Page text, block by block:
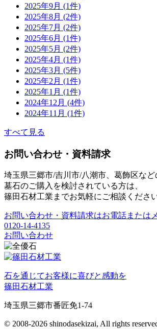
2025年9月 (1件)
2025年8月 (2件)
2025年7月 (2件)
2025年6月 (1件)
2025年5月 (2件)
2025年4月 (1件)
2025年3月 (5件)
2025年2月 (1件)
2025年1月 (1件)
2024年12月 (4件)
2024年11月 (1件)
すべて見る
お問い合わせ・資料請求
埼玉県三郷市/吉川市/八潮市、葛飾区な
墓石のご購入を検討されている方は、
篠田石材工業までお気軽にご相談ください
お問い合わせ・資料請求はお電話または
0120-14-4135
お問い合わせ
石を通じてお客様に喜びと感動を
篠田石材工業
埼玉県三郷市番匠免1-74
© 2008-2026 shinodasekizai, All rights